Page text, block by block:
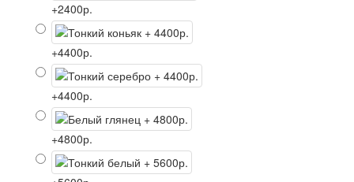
+2400р.
+4400р.
+4400р.
+4800р.